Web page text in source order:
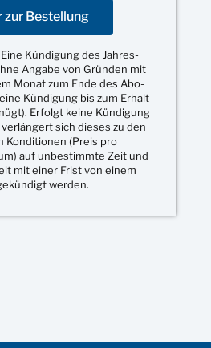
zur Bestellung
Kündigung des Jahres-
Angabe von Gründen mit
Monat zum Ende des Abo-
Kündigung bis zum Erhalt
Erfolgt keine Kündigung
sich dieses zu den
Konditionen (Preis pro
auf unbestimmte Zeit und
mit einer Frist von einem
werden.